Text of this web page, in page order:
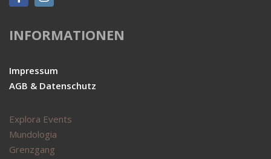
INFORMATIONEN
Impressum
AGB & Datenschutz
Explora Events
Mundologia
Grenzgang